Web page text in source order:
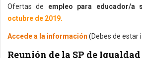
Ofertas de empleo para educador/a
octubre de 2019.
Accede a la información (Debes de estar
Reunión de la SP de Igualdad